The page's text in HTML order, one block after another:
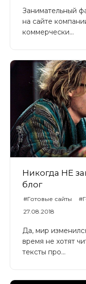
Занимательный
на сайте
коммерчески...
Никогда НЕ
блог
#Готовые сайты
27.08.2018
Да, мир
время не хотят
тексты про...